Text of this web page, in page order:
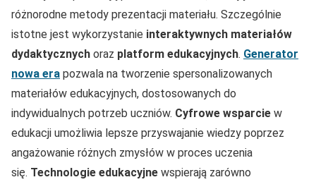
różnorodne metody prezentacji materiału. Szczególnie
istotne jest wykorzystanie interaktywnych materiałów
dydaktycznych oraz platform edukacyjnych. Generator
nowa era pozwala na tworzenie spersonalizowanych
materiałów edukacyjnych, dostosowanych do
indywidualnych potrzeb uczniów. Cyfrowe wsparcie w
edukacji umożliwia lepsze przyswajanie wiedzy poprzez
angażowanie różnych zmysłów w proces uczenia
się. Technologie edukacyjne wspierają zarówno